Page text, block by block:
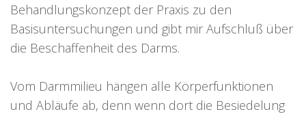
Behandlungskonzept der Praxis zu den
Basisuntersuchungen und gibt mir Aufschluß über
die Beschaffenheit des Darms.
Vom Darmmilieu hängen alle Körperfunktionen
und Abläufe ab, denn wenn dort die Besiedelung